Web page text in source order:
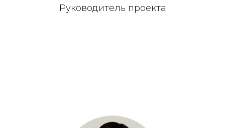
Руководитель проекта